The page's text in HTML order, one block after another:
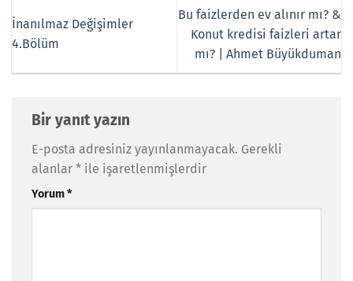
İnanılmaz Değişimler
4.Bölüm
Bu faizlerden ev alınır mı? &
Konut kredisi faizleri artar
mı? | Ahmet Büyükduman
Bir yanıt yazın
E-posta adresiniz yayınlanmayacak. Gerekli
alanlar * ile işaretlenmişlerdir
Yorum*